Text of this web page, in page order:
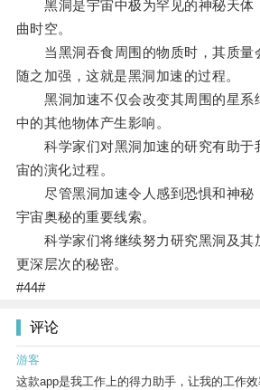
黑洞是宇宙中极为罕见的神秘天体
曲时空。
当黑洞吞食周围的物质时，其质量
随之加强，这就是黑洞加速的过程。
黑洞加速不仅会改变其周围的星系
中的其他物体产生影响。
科学家们对黑洞加速的研究有助于
宙的演化过程。
尽管黑洞加速令人感到恐惧和神秘
宇宙奥秘的重要线索。
科学家们将继续努力研究黑洞及其
更深层次的秘密。
#44#
评论
游客
这款app是我工作上的得力助手，让我的工作